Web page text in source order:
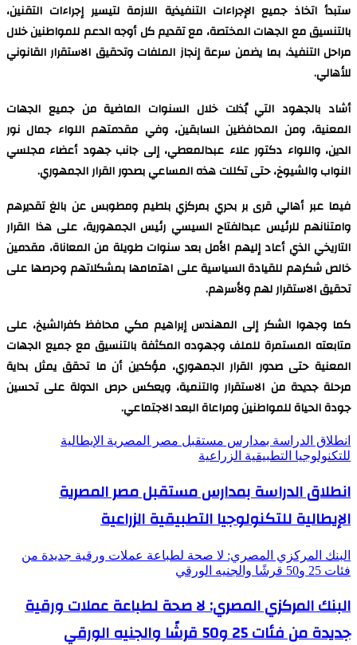
ستبدأ اتخاذ جميع الإجراءات التنفيذية اللازمة لتيسير إجراءات التقنين،
بالتنسيق مع الجهات المختصة، مع تقديم كل أوجه الدعم للمواطنين خلال
مراحل التنفيذ، بما يضمن سرعة إنجاز الملفات وتحقيق الاستقرار القانوني
للأهالي.
أشاد بالجهود التي بُذلت خلال السنوات الماضية من جميع الجهات
المعنية، ومن المحافظين السابقين، وفي مقدمتهم اللواء جمال نور
الدين، واللواء دكتور علاء عبدالمعطي، إلى جانب جهود أعضاء مجلسي
النواب والشيوخ، حتى تكللت هذه المساعي بصدور القرار الجمهوري.
فيما عبر أهالي قرى بر بحري بمركزي بلطيم ومطوبس عن بالغ تقديرهم
وامتنانهم للرئيس عبدالفتاح السيسي رئيس الجمهورية، على هذا القرار
التاريخي الذي أعاد إليهم الأمل بعد سنوات طويلة من المعاناة، مقدمين
خالص شكرهم للقيادة السياسية على اهتمامها بمشكلاتهم وحرصها على
تحقيق الاستقرار لهم ولأسرهم.
كما وجهوا الشكر إلى المهندس إبراهيم مكي محافظ كفرالشيخ، على
متابعته المستمرة للملف وجهوده المكثفة بالتنسيق مع جميع الجهات
المعنية حتى صدور القرار الجمهوري، مؤكدين أن ما تحقق يمثل بداية
مرحلة جديدة من الاستقرار والتنمية، ويعكس حرص الدولة على تحسين
جودة الحياة للمواطنين ومراعاة البعد الاجتماعي.
انطلاق الدراسة بمدارس مستقبل مصر المصرية الإيطالية
للتكنولوجيا التطبيقية الزراعية
انطلاق الدراسة بمدارس مستقبل مصر المصرية
الإيطالية للتكنولوجيا التطبيقية الزراعية
البنك المركزي المصري: لا صحة لطباعة عملات ورقية جديدة من
فئات 25 و50 قرشًا والجنيه الورقي
البنك المركزي المصري: لا صحة لطباعة عملات ورقية
جديدة من فئات 25 و50 قرشًا والجنيه الورقي